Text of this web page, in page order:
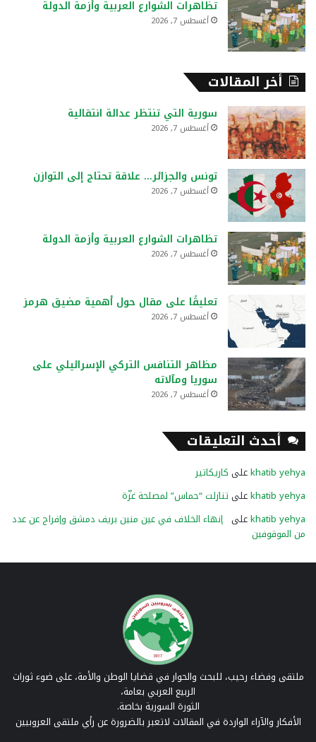
تظاهرات الشوارع العربية وأزمة الدولة
أغسطس 7, 2026
أخر المقالات
سورية التي تنتظر عدالة انتقالية
أغسطس 7, 2026
تونس والجزائر… علاقة تحتاج إلى التوازن
أغسطس 7, 2026
تظاهرات الشوارع العربية وأزمة الدولة
أغسطس 7, 2026
تعليقًا على مقال حول أهمية مضيق هرمز
أغسطس 7, 2026
مظاهر التنافس التركي الإسرائيلي على
سوريا ومآلاته
أغسطس 7, 2026
أحدث التعليقات
khatib yehyaعلى كاريكاتير
khatib yehyaعلى تنازلت “حماس” لمصلحة غزّة
khatib yehyaعلى إنهاء الخلاف في عين منين بريف دمشق وإفراج عن عدد
من الموقوفين
ملتقى وفضاء رحيب، للبحث والحوار في قضايا الوطن والأمة، على ضوء ثورات
الربيع العربي بعامة،
الثورة السورية بخاصة.
الأفكار والآراء الواردة في المقالات لاتعبر بالضرورة عن رأي ملتقى العروبيين